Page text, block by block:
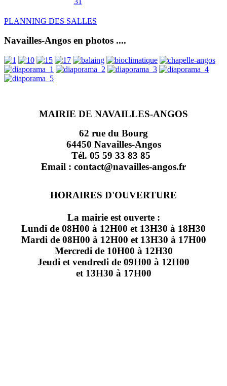
PLANNING DES SALLES
Navailles-Angos en photos ....
MAIRIE DE NAVAILLES-ANGOS
62 rue du Bourg
64450 Navailles-Angos
Tél. 05 59 33 83 85
Email : contact@navailles-angos.fr
HORAIRES D'OUVERTURE
La mairie est ouverte :
Lundi de 08H00 à 12H00 et 13H30 à 18H30
Mardi de 08H00 à 12H00 et 13H30 à 17H00
Mercredi de 10H00 à 12H30
Jeudi et vendredi de 09H00 à 12H00
et 13H30 à 17H00